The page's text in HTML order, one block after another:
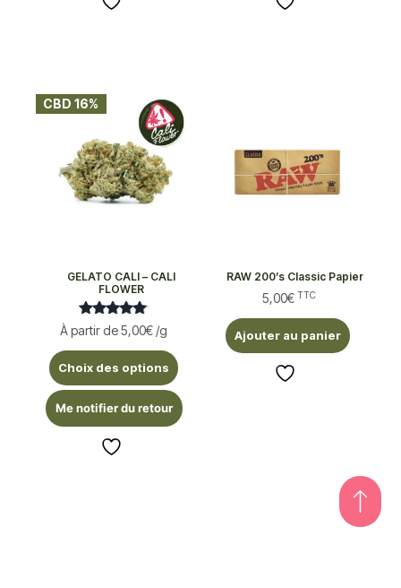
CBD 16%
GELATO CALI – CALI
FLOWER
Note
5.00
sur 5
À partir de5,00€ /g
Choix des options
Me notifier du retour
RAW 200’s Classic Papier
5,00€ TTC
Ajouter au panier